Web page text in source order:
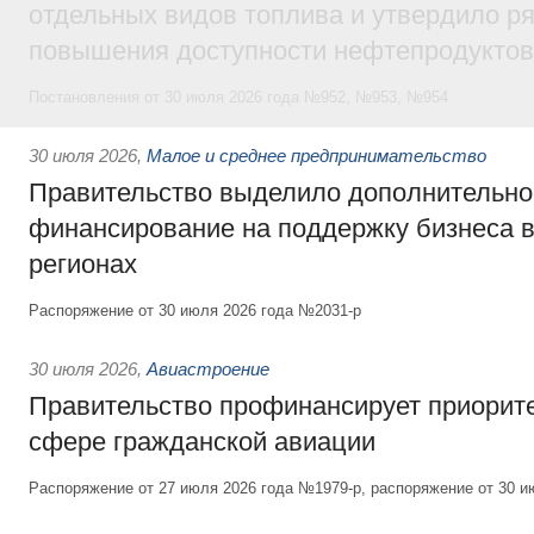
отдельных видов топлива и утвердило
повышения доступности нефтепродуктов
30 июля 2026, Малое и среднее предпринимательство
Правительство выделило
финансирование на поддержку бизнеса
регионах
Распоряжение от 30 июля 2026 года №2031-р
30 июля 2026, Авиастроение
Правительство профинансирует
сфере гражданской авиации
Распоряжение от 27 июля 2026 года №1979-р, распоряжение от 30